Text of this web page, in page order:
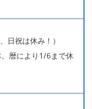
日祝は休み！）
暦により1/6まで休